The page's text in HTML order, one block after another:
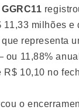
GGRC11
11,33 milhões e
representa
ou 11,88%
R$ 10,10 no
o